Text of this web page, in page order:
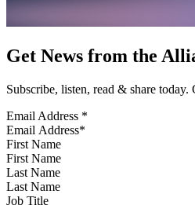
Get News from the
Subscribe, listen, read & share
Email Address *
First Name
Last Name
Job Title